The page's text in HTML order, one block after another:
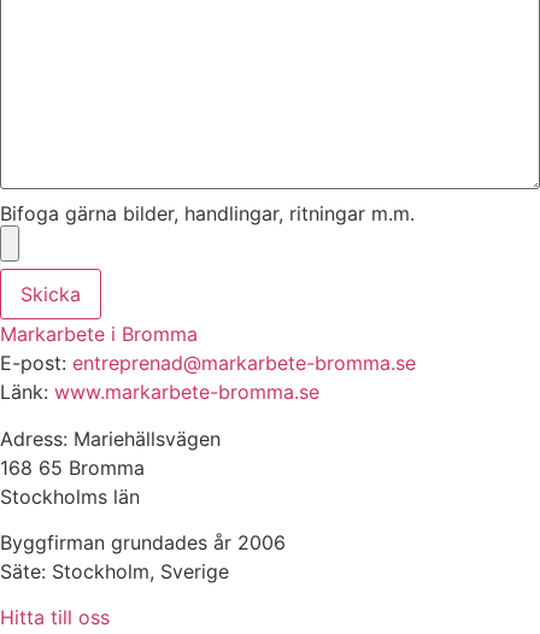
Bifoga gärna bilder, handlingar, ritningar m.m.
Skicka
Markarbete i Bromma
E-post: entreprenad@markarbete-bromma.se
Länk: www.markarbete-bromma.se
Adress: Mariehällsvägen
168 65 Bromma
Stockholms län
Byggfirman grundades år 2006
Säte: Stockholm, Sverige
Hitta till oss